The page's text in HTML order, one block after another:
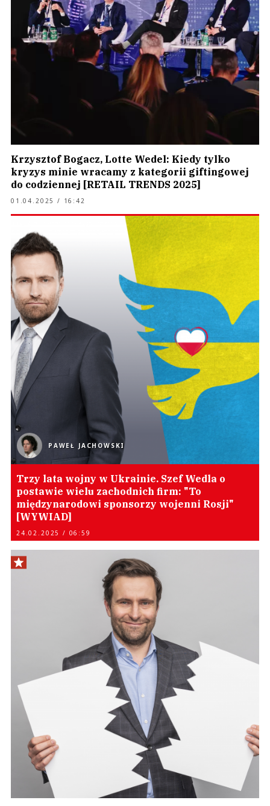
Krzysztof Bogacz, Lotte Wedel: Kiedy tylko
kryzys minie wracamy z kategorii giftingowej
do codziennej [RETAIL TRENDS 2025]
01.04.2025 / 16:42
PAWEŁ JACHOWSKI
Trzy lata wojny w Ukrainie. Szef Wedla o
postawie wielu zachodnich firm: "To
międzynarodowi sponsorzy wojenni Rosji"
[WYWIAD]
24.02.2025 / 06:59